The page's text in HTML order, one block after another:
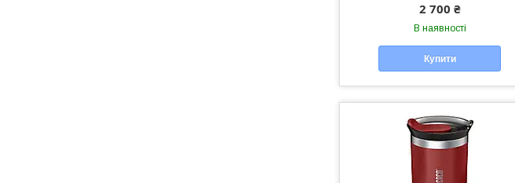
2 700 ₴
В наявності
Купити